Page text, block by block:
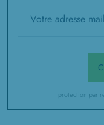
protection par